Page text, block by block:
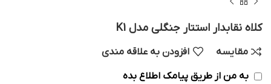
کلاه نقابدار استتار جنگلی مدل K1
مقایسه افزودن به علاقه مندی
به من از طریق پیامک اطلاع بده